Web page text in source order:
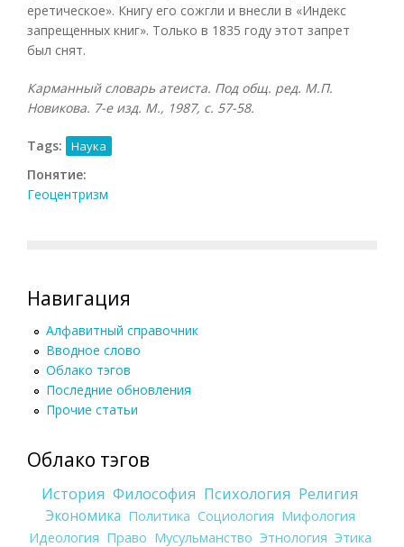
еретическое». Книгу его сожгли и внесли в «Индекс
запрещенных книг». Только в 1835 году этот запрет
был снят.
Карманный словарь атеиста. Под общ. ред. М.П.
Новикова. 7-е изд. М., 1987, с. 57-58.
Tags: Наука
Понятие:
Геоцентризм
Навигация
Алфавитный справочник
Вводное слово
Облако тэгов
Последние обновления
Прочие статьи
Облако тэгов
История Философия Психология Религия
Экономика Политика Социология Мифология
Идеология Право Мусульманство Этнология Этика